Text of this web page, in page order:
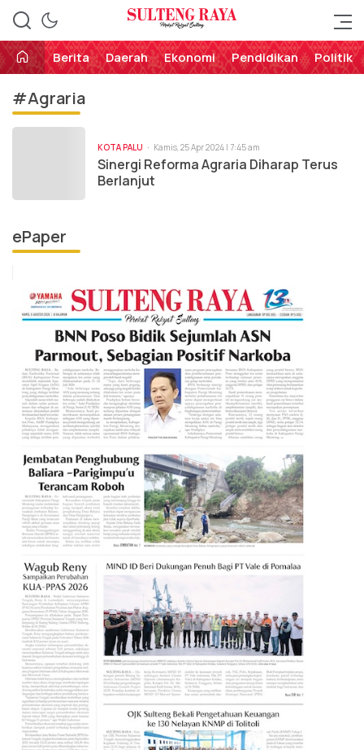
Sulteng Raya
Perekat Rakyat Sulteng
Berita
Daerah Ekonomi Pendidikan Politik
#Agraria
KOTA PALU Kamis, 25 Apr 2024 | 7:45 am
Sinergi Reforma Agraria Diharap Terus
Berlanjut
ePaper